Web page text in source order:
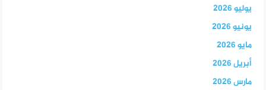
يوليو 2026
يونيو 2026
مايو 2026
أبريل 2026
مارس 2026